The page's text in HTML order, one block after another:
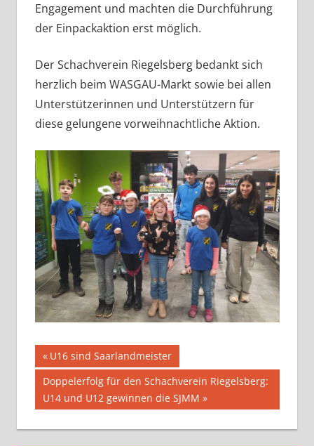
Engagement und machten die Durchführung
der Einpackaktion erst möglich.
Der Schachverein Riegelsberg bedankt sich
herzlich beim WASGAU-Markt sowie bei allen
Unterstützerinnen und Unterstützern für
diese gelungene vorweihnachtliche Aktion.
Beitragsnavigation
Vorheriger
Beitrag:
U16 sind Saarlandmeister
Nächster
Beitrag:
Doppelerfolg für den Schachverein Riegelsberg:
U14 und U12 gewinnen die SJMM